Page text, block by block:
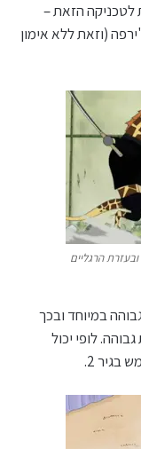
לטכניקה הזאת –
(וזאת ללא אימון
הרגליים
במיוחד ובכך
לופי יכול
2.